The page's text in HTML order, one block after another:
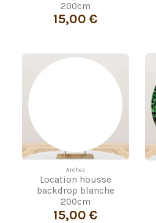
200cm
15,00 €
Arches
Location housse
backdrop blanche
200cm
15,00 €